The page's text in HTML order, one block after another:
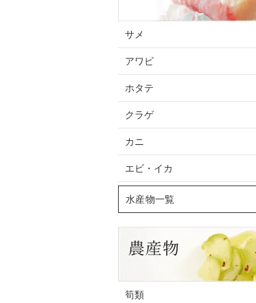
サメ
アワビ
ホタテ
クラゲ
カニ
エビ・イカ
水産物一覧
筍類